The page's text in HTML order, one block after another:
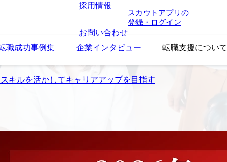
採用情報
お問い合わせ
スカウトアプリの
登録・ログイン
職成功事例集 企業インタビュー 転職支援について
キルを活かしてキャリアアップを目指す